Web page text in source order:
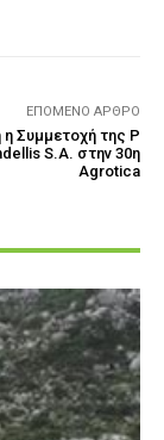
ΕΠΌΜΕΝΟ ΆΡΘΡΟ
η Συμμετοχή της P
S.A. στην 30η
Agrotica